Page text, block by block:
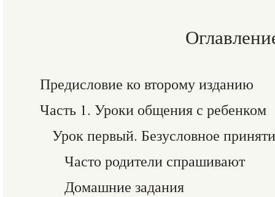
Предисловие ко второму изданию
Часть 1. Уроки общения с ребенком
Урок первый. Безусловное
Часто родители спрашивают
Домашние задания